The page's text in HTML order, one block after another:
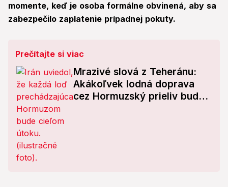
momente, keď je osoba formálne obvinená, aby sa
zabezpečilo zaplatenie prípadnej pokuty.
Prečítajte si viac
Mrazivé slová z Teheránu:
Akákoľvek lodná doprava
cez Hormuzský prieliv bude